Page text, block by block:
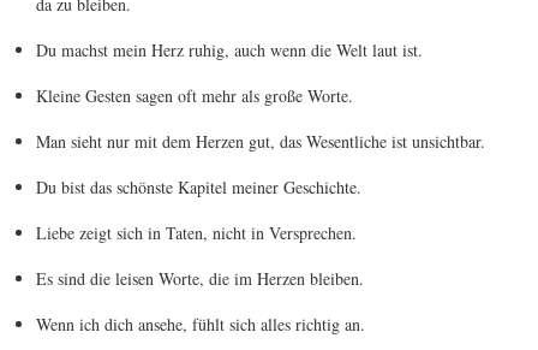
Du machst mein Herz ruhig, auch wenn die Welt laut ist.
Kleine Gesten sagen oft mehr als große Worte.
Man sieht nur mit dem Herzen gut, das Wesentliche ist unsichtbar.
Du bist das schönste Kapitel meiner Geschichte.
Liebe zeigt sich in Taten, nicht in Versprechen.
Es sind die leisen Worte, die im Herzen bleiben.
Wenn ich dich ansehe, fühlt sich alles richtig an.